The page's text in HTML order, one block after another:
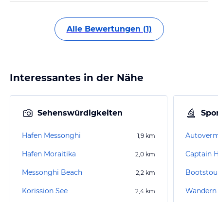
Alle Bewertungen (1)
Interessantes in der Nähe
Sehenswürdigkeiten
Hafen Messonghi 1,9 km
Hafen Moraitika 2,0 km
Messonghi Beach 2,2 km
Korission See 2,4 km
Captain